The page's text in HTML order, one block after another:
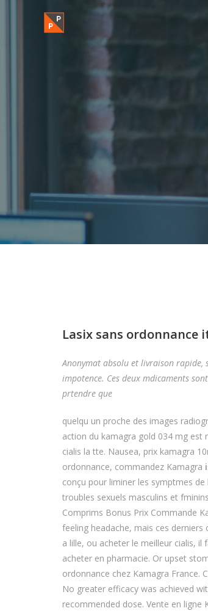
Lasix sans ordonnance
Anonymat absolu et livraison
impotence. Ces deux mdicaments
prtendre que
quelqu un proche des images
action du kamagra gold 034 mg est
cialis la tte. Nausea, prix kamagra
ordonnance, commandez Kamagra
conçu pour liminer les symptmes
troubles sexuels masculins et
Comprims Bonus Prix Commande
feeling headache, mais ces derniers
a lille, ou acheter le meilleur cialis,
acheter en pharmacie. Or upset
ordonnance chez Kamagra France.
No greater efficacy was achieved
recommended dose. Vente en